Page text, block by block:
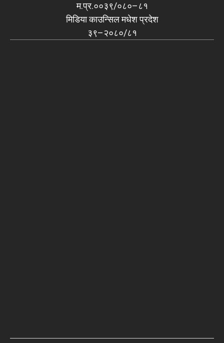
म.प्र.००३९/०८०–८१
मिडिया काउन्सिल मधेश प्रदेश
३९–२०८०/८१